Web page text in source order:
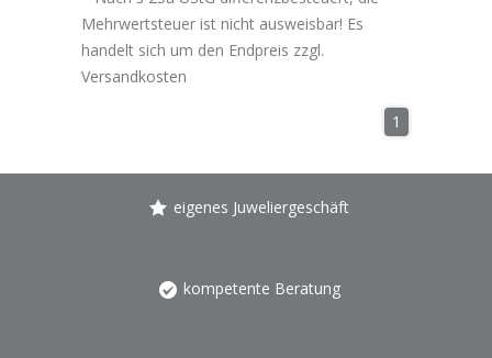
Mehrwertsteuer ist nicht ausweisbar! Es
handelt sich um den Endpreis zzgl.
Versandkosten
1
eigenes Juweliergeschäft
kompetente Beratung